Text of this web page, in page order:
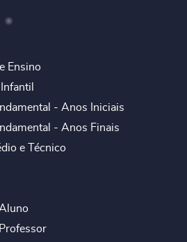
Ensino
- Anos Iniciais
- Anos Finais
e Técnico